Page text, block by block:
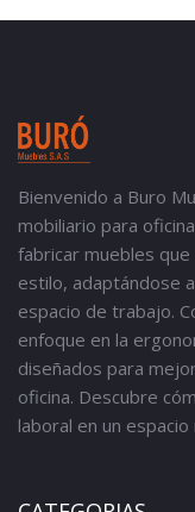
Bienvenido a Buro
mobiliario para
fabricar muebles que
estilo, adaptándose
espacio de trabajo.
enfoque en la
diseñados para
oficina. Descubre
laboral en un